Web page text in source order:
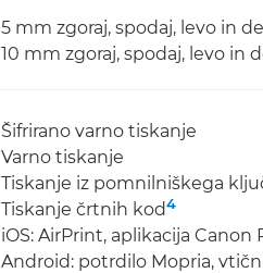
5 mm zgoraj, spodaj, levo in
10 mm zgoraj, spodaj, levo in
Šifrirano varno tiskanje
Varno tiskanje
Tiskanje iz pomnilniškega
Tiskanje črtnih kod4
iOS: AirPrint, aplikacija Canon
Android: potrdilo Mopria,